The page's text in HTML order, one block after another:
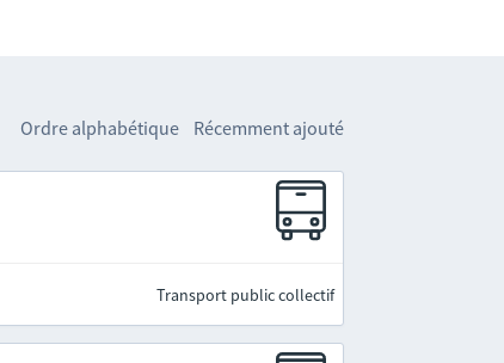
Ordre alphabétique Récemment ajouté
Transport public collectif